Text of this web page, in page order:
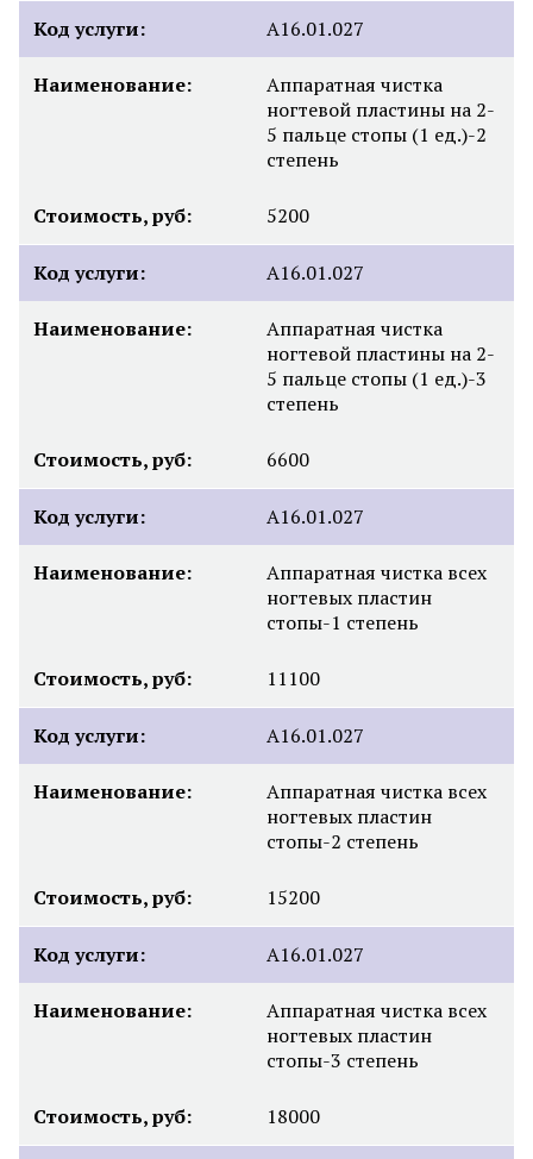
Код услуги: А16.01.027
Наименование:
Аппаратная чистка
ногтевой пластины на 2-
5 пальце стопы (1 ед.)-2
степень
Стоимость, руб: 5200
Код услуги: А16.01.027
Наименование:
Аппаратная чистка
ногтевой пластины на 2-
5 пальце стопы (1 ед.)-3
степень
Стоимость, руб: 6600
Код услуги: А16.01.027
Наименование:
Аппаратная чистка всех
ногтевых пластин
стопы-1 степень
Стоимость, руб: 11100
Код услуги: А16.01.027
Наименование:
Аппаратная чистка всех
ногтевых пластин
стопы-2 степень
Стоимость, руб: 15200
Код услуги: А16.01.027
Наименование:
Аппаратная чистка всех
ногтевых пластин
стопы-3 степень
Стоимость, руб: 18000